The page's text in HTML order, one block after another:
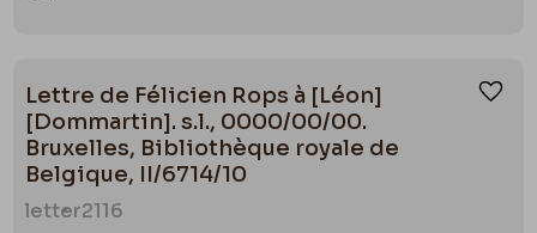
Lettre de Félicien Rops à [Léon]
[Dommartin]. s.l., 0000/00/00.
Bruxelles, Bibliothèque royale de
Belgique, II/6714/10
letter2116